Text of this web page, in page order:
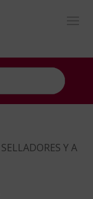
SELLADORES Y A